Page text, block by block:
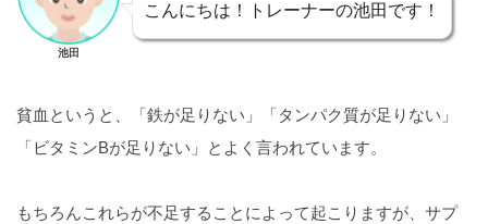
池田
こんにちは！ トレーナーの池田です！
貧血というと、「鉄が足りない」「タンパク質が足りない」
「ビタミンBが足りない」とよく言われています。
もちろんこれらが不足することによって起こりますが、サプ